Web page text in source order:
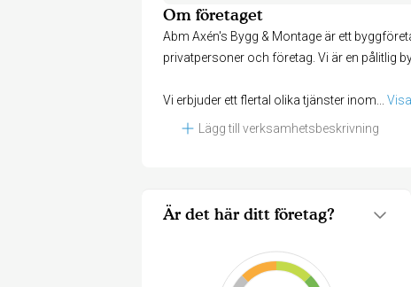
Om företaget
Abm Axén's Bygg & Montage är ett
privatpersoner och företag. Vi är en pålitlig
Vi erbjuder ett flertal olika tjänster inom
Lägg till verksamhetsbeskrivning
Är det här ditt företag?